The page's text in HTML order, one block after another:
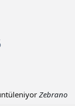
Zebrano